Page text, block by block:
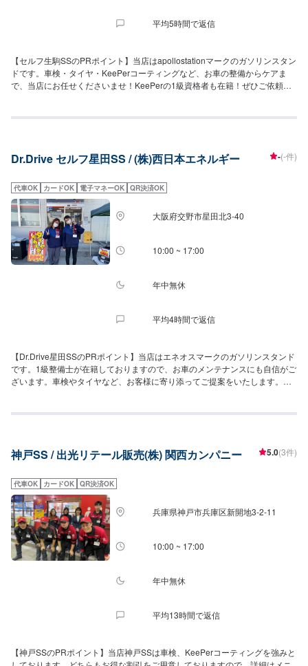
平均5時間で返信
【セルフ生駒SSのPRポイント】当店はapollostationマークのガソリンスタン
ドです。車検・タイヤ・KeePerコーティングなど、お車の整備からケアま
で、当店にお任せくださいませ！KeePerの1級資格者も在籍！ぜひご依頼く
なっていただくと、ガソリンが3円/Lオフにて給油可能！【サービスルームの
すぐの場所であり、道路向かいには「なか卯生駒俵田店」様がございます。
Dr.Drive セルフ星田SS / (株)西日本エネルギー -(-件)
代車OK カードOK 電子マネーOK QR決済OK
大阪府交野市星田北3-40
10:00 ~ 17:00
年中無休
平均4時間で返信
【Dr.Drive星田SSのPRポイント】当店はエネオスマークのガソリンスタンド
です。1級整備士が在籍しておりますので、お車のメンテナンスにも自信がご
ざいます。車検やタイヤなど、お客様に寄り添ってご提案をいたします。車
00〜18：00[給油営業時間]全日：6：00〜23：00【当店で行っているキャン
椅子✅トイレ✅ゴミ箱✅自販機✅喫煙室を設置しております！【アクセス】枚
兵衛星田店」様がございます。また、学研都市線の高架が近くに通っており
ます。
神戸SS / 出光リテール販売(株) 関西カンパニー 5.0(3件)
代車OK カードOK QR決済OK
兵庫県神戸市兵庫区新開地3-2-11
10:00 ~ 17:00
年中無休
平均13時間で返信
【神戸SSのPRポイント】当店神戸SSは車検、KeePerコーティングを強みと